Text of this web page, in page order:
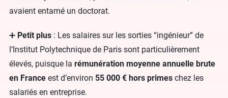
avaient entamé un doctorat.
➕ Petit plus : Les salaires sur les sorties “ingénieur” de
l’Institut Polytechnique de Paris sont particulièrement
élevés, puisque la rémunération moyenne annuelle brute
en France est d’environ 55 000 € hors primes chez les
salariés en entreprise.